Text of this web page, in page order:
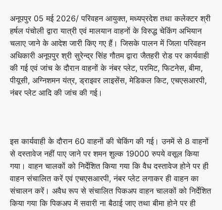
अनूपपुर 05 मई 2026/ परिवहन आयुक्त, मध्यप्रदेश तथा कलेक्टर श्री
हर्षल पंचोली द्वारा यात्री एवं मालयान वाहनों के विरुद्ध चेकिंग अभियान
चलाए जाने के आदेश जारी किए गए हैं। जिसके पालन में जिला परिवहन
अधिकारी अनूपपुर श्री सुरेन्द्र सिंह गौतम द्वारा जैतहरी रोड पर कार्यवाही
की गई एवं जांच के दौरान वाहनों के नंबर प्लेट, परमिट, फिटनेस, बीमा,
पीयूसी, अग्निशमन यंत्र, ड्राइवर लाइसेंस, मेडिकल किट, एचएसआरपी,
नंबर प्लेट आदि की जांच की गई।
इस कार्यवाही के दौरान 60 वाहनों की चेकिंग की गई। उनमें से 8 वाहनों
से दस्तावेज नहीं पाए जाने पर शमन शुल्क 19000 रुपये वसूल किया
गया। वाहन चालकों को निर्देशित किया गया कि वैध दस्तावेज होने पर ही
वाहन संचालित करें एवं एचएसआरपी, नंबर प्लेट लगाकर ही वाहन का
संचालन करें। अवैध रूप से संचालित पिकअप वाहन चालकों को निर्देशित
किया गया कि पिकअप में सवारी ना बैठाई जाए तथा बीमा होने पर ही